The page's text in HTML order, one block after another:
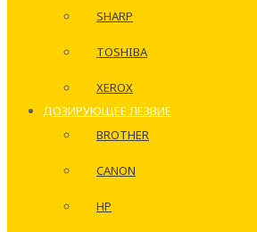
SHARP
TOSHIBA
XEROX
ДОЗИРУЮЩЕЕ ЛЕЗВИЕ
BROTHER
CANON
HP